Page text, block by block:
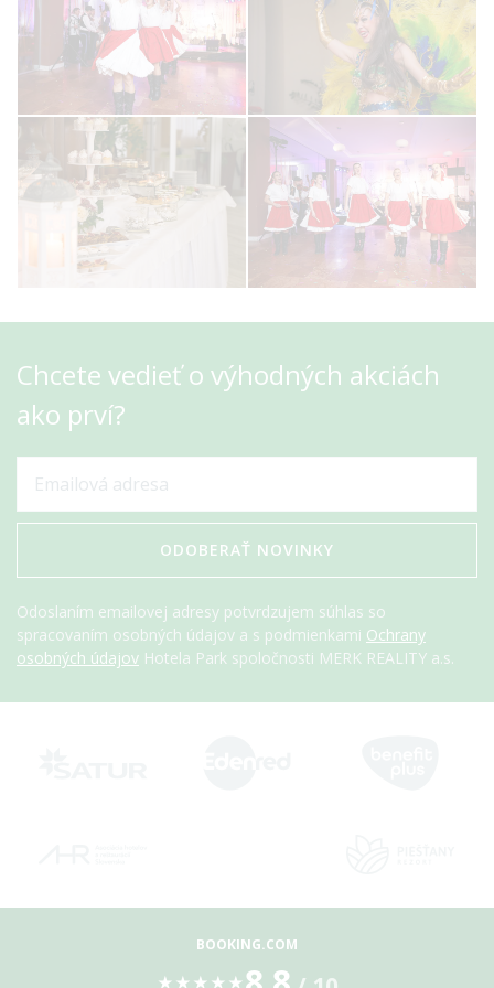
Chcete vedieť o výhodných akciách
ako prví?
ODOBERAŤ NOVINKY
Odoslaním emailovej adresy potvrdzujem súhlas so
spracovaním osobných údajov a s podmienkami Ochrany
osobných údajov Hotela Park spoločnosti MERK REALITY a.s.
BOOKING.COM
★ ★ ★ ★ ★